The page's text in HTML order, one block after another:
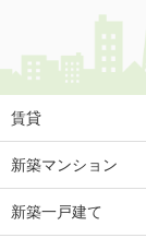
賃貸
新築マンション
新築一戸建て